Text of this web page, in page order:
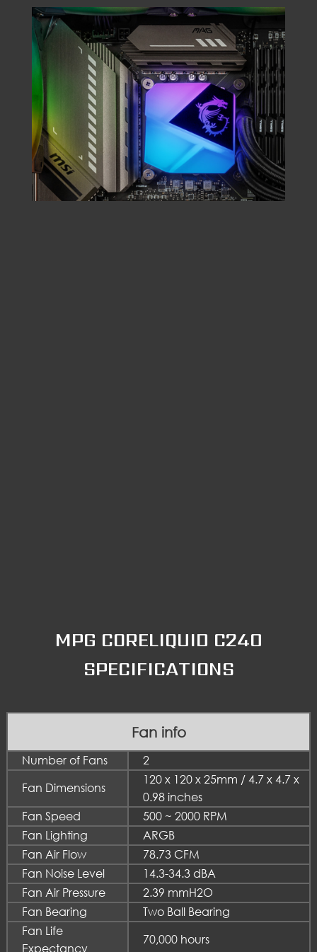
MPG CORELIQUID C240
SPECIFICATIONS
Fan info
Number of Fans
2
Fan Dimensions
120 x 120 x 25mm / 4.7 x 4.7 x
0.98 inches
Fan Speed
500 ~ 2000 RPM
Fan Lighting
ARGB
Fan Air Flow
78.73 CFM
Fan Noise Level
14.3-34.3 dBA
Fan Air Pressure
2.39 mmH2O
Fan Bearing
Two Ball Bearing
Fan Life
Expectancy
70,000 hours